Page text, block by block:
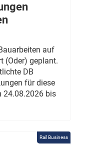
auf
(Oder) geplant.
DB
für diese
24.08.2026 bis
Rail Business